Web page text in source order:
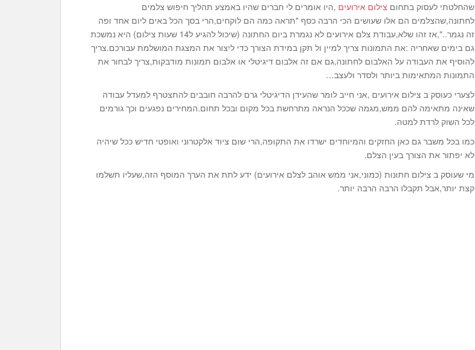
שהחלטתי לעסוק בתחום צילום אירועים ,היו אומרים לי חברים שהיו באמצע תהליך חיפוש צלמים
לחתונה,שהצלמים הם אלו שעושים הכי הרבה כסף "תראה כמה הם לוקחים,הרי בסך הכל באים ליום אחד ופה
זה נגמר..",אז זהו שלא,עבודת צלם אירועים לא נגמרת ביום החתונה (שיכול להגיע ל14 שעות צילום) היא נמשכת
גם בימים שאחריה :את התמונות צריך למיין ול תקן במידת הצורך כדי ליצור את המצגת המושלמת עבורכם.צריך
להוסיף את העבודה על האלבום לחתונה,גם אם זה אלבום דיגיטלי או אלבום תמונות מודבקות,צריך לבחור את
התמונות המתאימות ביותר ולסדר ולעצב…
לצערי כעוסק ב צילום אירועים ,אני חייב לומר שהעידן הדיגיטלי גרם להרבה חובבים להתצטרף למעדל עבודה
שאינה מתאימה להם ממש,מגמה שככל הנראה מתרחשת בכל מקום ובכל תחום.המחירים נפגעים וכך גורמים
לכל השוק לרדת למטה.
כמו בכל משבר גם כאן החזקים והמיוחדים ישרדו את התקופה,הרי שום ציוד אלקטרוני ואופטי חדיש ככל שיהיה
לא יפתור את הצורך בעין הצלם.
מי שעוסק ב צילום חתונות (כמוני,אני ממש אוהב לצלם אירועים) ידע לתת את הערך המוסף הזה,שעליו תשלמו
קצת יותר,אבל תקבלו הרבה הרבה יותר.